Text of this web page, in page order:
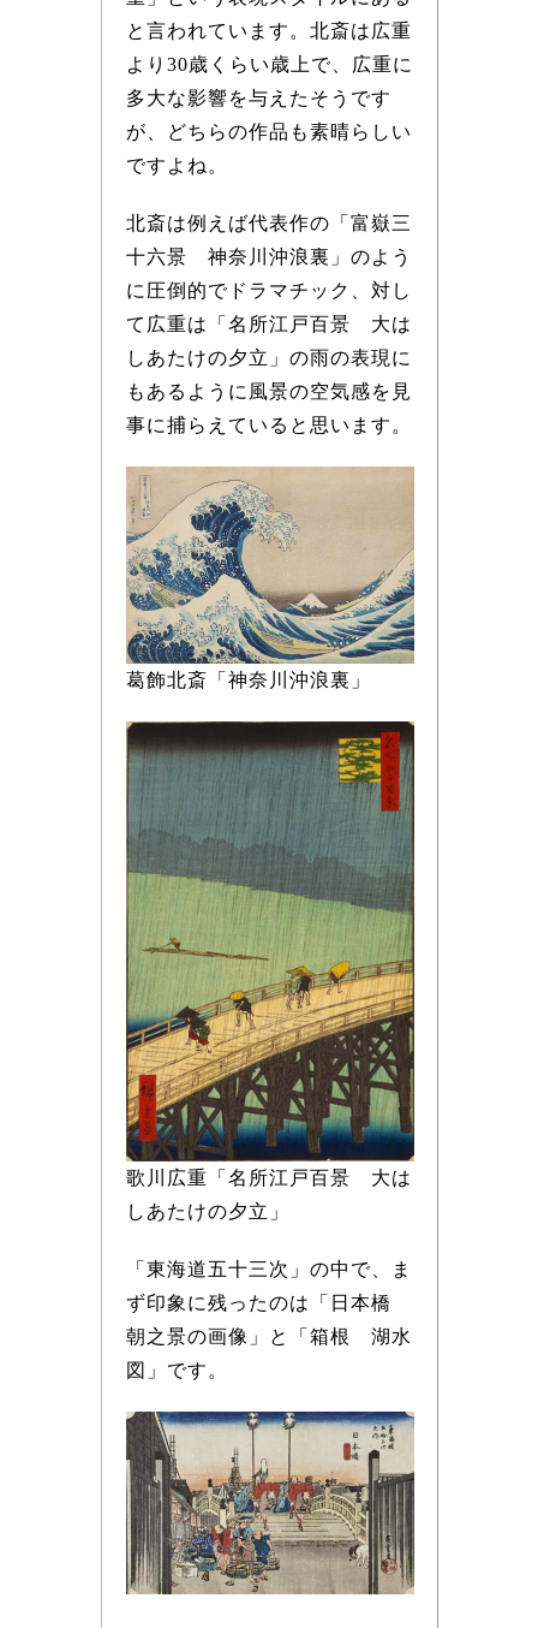
と言われています。北斎は広重
より30歳くらい歳上で、広重に
多大な影響を与えたそうです
が、どちらの作品も素晴らしい
ですよね。
北斎は例えば代表作の「富嶽三
十六景 神奈川沖浪裏」のよう
に圧倒的でドラマチック、対し
て広重は「名所江戸百景 大は
しあたけの夕立」の雨の表現に
もあるように風景の空気感を見
事に捕らえていると思います。
葛飾北斎「神奈川沖浪裏」
歌川広重「名所江戸百景 大は
しあたけの夕立」
「東海道五十三次」の中で、ま
ず印象に残ったのは「日本橋
朝之景の画像」と「箱根 湖水
図」です。